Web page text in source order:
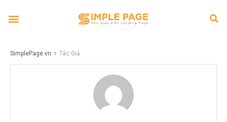
SimplePage.vn Tác Giả